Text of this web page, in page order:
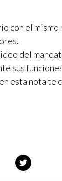
con el
del
sus
esta nota